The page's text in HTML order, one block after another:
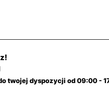
twojej dyspozycji od 09:00 -